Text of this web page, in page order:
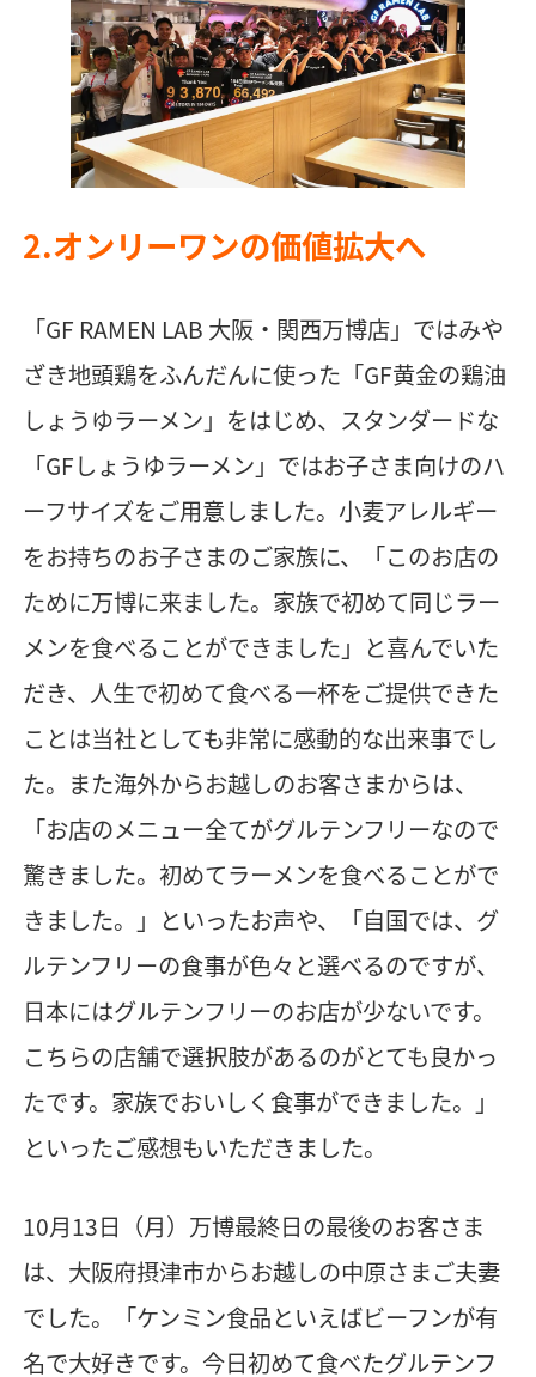
2.オンリーワンの価値拡大へ
「GF RAMEN LAB 大阪・関西万博店」ではみや
ざき地頭鶏をふんだんに使った「GF黄金の鶏油
しょうゆラーメン」をはじめ、スタンダードな
「GFしょうゆラーメン」ではお子さま向けのハ
ーフサイズをご用意しました。小麦アレルギー
をお持ちのお子さまのご家族に、「このお店の
ために万博に来ました。家族で初めて同じラー
メンを食べることができました」と喜んでいた
だき、人生で初めて食べる一杯をご提供できた
ことは当社としても非常に感動的な出来事でし
た。また海外からお越しのお客さまからは、
「お店のメニュー全てがグルテンフリーなので
驚きました。初めてラーメンを食べることがで
きました。」といったお声や、「自国では、グ
ルテンフリーの食事が色々と選べるのですが、
日本にはグルテンフリーのお店が少ないです。
こちらの店舗で選択肢があるのがとても良かっ
たです。家族でおいしく食事ができました。」
といったご感想もいただきました。
10月13日（月）万博最終日の最後のお客さま
は、大阪府摂津市からお越しの中原さまご夫妻
でした。「ケンミン食品といえばビーフンが有
名で大好きです。今日初めて食べたグルテンフ